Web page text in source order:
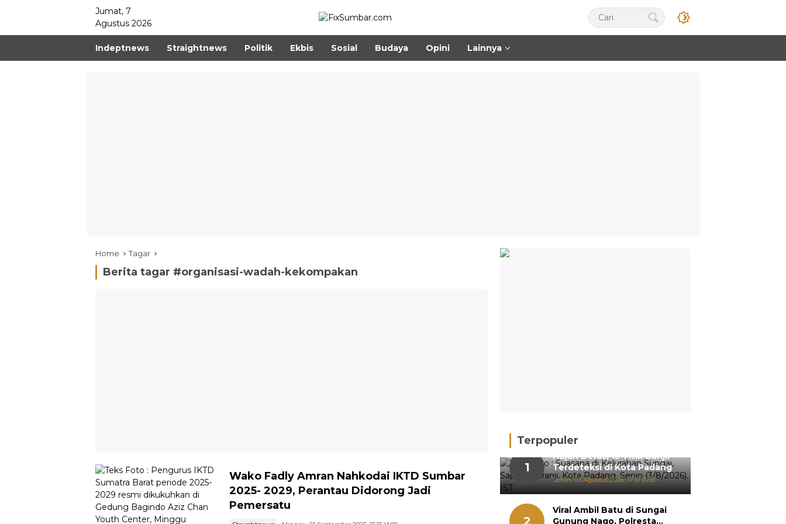
Jumat, 7
Agustus 2026
Indeptnews Straightnews Politik Ekbis Sosial Budaya Opini Lainnya
Home Tagar
Berita tagar #organisasi-wadah-kekompakan
Wako Fadly Amran Nahkodai IKTD Sumbar
2025- 2029, Perantau Didorong Jadi
Pemersatu
Terpopuler
1
Hujan Deras, 15 Titik Banjir
Terdeteksi di Kota Padang
Senin, 03 Agustus 2026, 17:10 WIB
2
Viral Ambil Batu di Sungai
Gunung Nago, Polresta